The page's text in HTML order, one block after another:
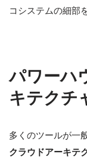
コシステムの細部
パワーハ
キテクチ
多くのツールが一
クラウドアーキテ